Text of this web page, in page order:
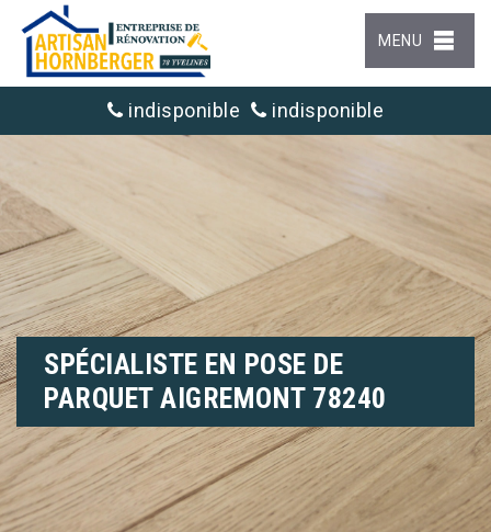
MENU
indisponible indisponible
SPÉCIALISTE EN POSE DE
PARQUET AIGREMONT 78240